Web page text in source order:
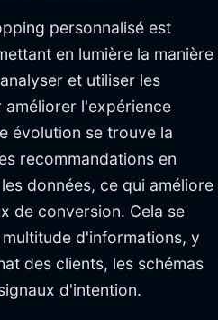
personnalisé est
en lumière la manière
et utiliser les
améliorer l'expérience
évolution se trouve la
recommandations en
données, ce qui améliore
de conversion. Cela se
d'informations, y
des clients, les schémas
d'intention.